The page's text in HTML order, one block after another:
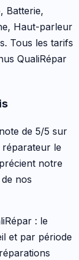
Batterie,
Haut-parleur
. Tous les tarifs
QualiRépar
de 5/5 sur
réparateur le
notre
nos
: le
et par période